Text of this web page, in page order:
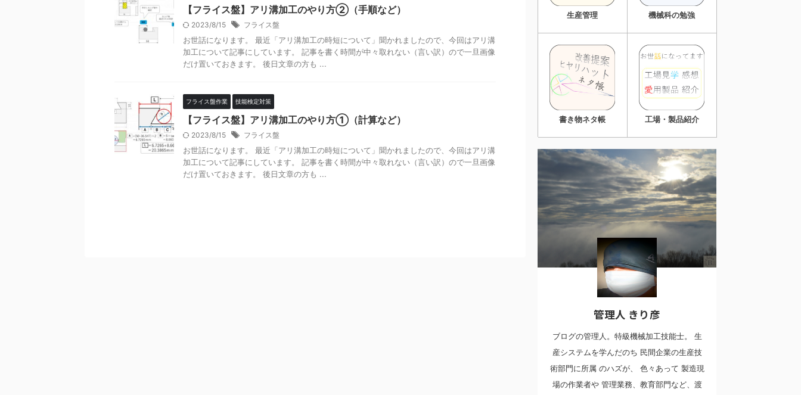
【フライス盤】アリ溝加工のやり方②（手順など）
2023/8/15 フライス盤
お世話になります。 最近「アリ溝加工の時短について」聞かれましたので、今回はアリ溝
加工について記事にしています。 記事を書く時間が中々取れない（言い訳）ので一旦画像
だけ置いておきます。 後日文章の方も ...
フライス盤作業 技能検定対策
【フライス盤】アリ溝加工のやり方①（計算など）
2023/8/15 フライス盤
お世話になります。 最近「アリ溝加工の時短について」聞かれましたので、今回はアリ溝
加工について記事にしています。 記事を書く時間が中々取れない（言い訳）ので一旦画像
だけ置いておきます。 後日文章の方も ...
生産管理 機械科の勉強
書き物ネタ帳 工場・製品紹介
管理人 きり彦
ブログの管理人。特級機械加工技能士。 生
産システムを学んだのち 民間企業の生産技
術部門に所属 のハズが、 色々あって 製造現
場の作業者や 管理業務、教育部門など、渡